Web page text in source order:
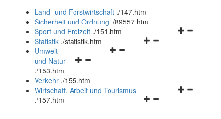
und
schließen
Land- und Forstwirtschaft ./147.htm
Sicherheit und Ordnung ./89557.htm
Navigationsmenü
Sport und Freizeit ./151.htm
Navigationsmenü
Statistik ./statistik.htm
Navigationsmenü
und
schließen
Umwelt
und Natur
./153.htm
Verkehr ./155.htm
Navigationsmenü
Wirtschaft, Arbeit und Tourismus
./157.htm